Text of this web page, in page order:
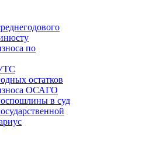
по
остатков
ОСАГО
в суд